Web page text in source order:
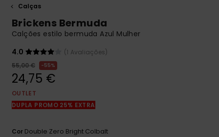
conversa
respostas
para as
formulário de
contacto.
Consultar
DESEJO
Calças
Brickens Bermuda
Calções estilo bermuda Azul Mulher
4.0
(1 Avaliações)
55,00 €
55%
24,75 €
OUTLET
DUPLA PROMO 25% EXTRA
Cor Double Zero Bright Colbalt